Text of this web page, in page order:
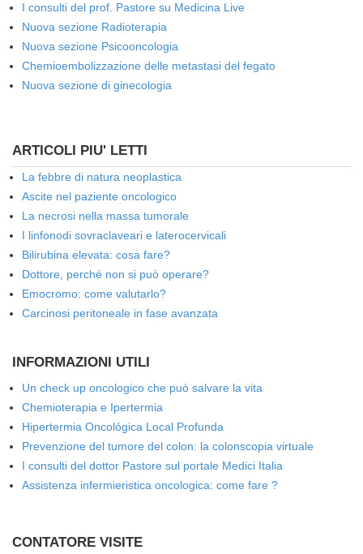
I consulti del prof. Pastore su Medicina Live
Nuova sezione Radioterapia
Nuova sezione Psicooncologia
Chemioembolizzazione delle metastasi del fegato
Nuova sezione di ginecologia
ARTICOLI PIU' LETTI
La febbre di natura neoplastica
Ascite nel paziente oncologico
La necrosi nella massa tumorale
I linfonodi sovraclaveari e laterocervicali
Bilirubina elevata: cosa fare?
Dottore, perché non si può operare?
Emocromo: come valutarlo?
Carcinosi peritoneale in fase avanzata
INFORMAZIONI UTILI
Un check up oncologico che può salvare la vita
Chemioterapia e Ipertermia
Hipertermia Oncológica Local Profunda
Prevenzione del tumore del colon: la colonscopia virtuale
I consulti del dottor Pastore sul portale Medici Italia
Assistenza infermieristica oncologica: come fare ?
CONTATORE VISITE